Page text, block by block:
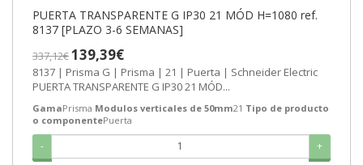
PUERTA TRANSPARENTE G IP30 21 MÓD H=1080 ref.
8137 [PLAZO 3-6 SEMANAS]
337,12€139,39€
8137 | Prisma G | Prisma | 21 | Puerta | Schneider Electric
PUERTA TRANSPARENTE G IP30 21 MÓD...
GamaPrisma Modulos verticales de 50mm21 Tipo de producto
o componentePuerta
- +